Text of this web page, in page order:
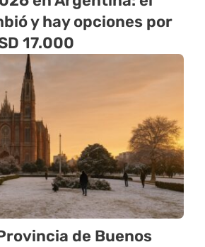
y hay opciones por
17.000
de Buenos